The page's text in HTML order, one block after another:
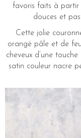
favoris faits à partir
douces et
Cette jolie
orangé pâle et de
cheveux d’une
satin couleur nacre